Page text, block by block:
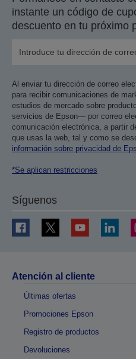
instante un código de
descuento en tu próximo
Al enviar tu dirección de correo
para recibir comunicaciones de
estudios de mercado sobre
servicios de Epson— por correo
comunicación electrónica, a partir
que usas la web, tal y como se
información sobre privacidad de
*Se aplican restricciones
Síguenos
Atención al cliente
Últimas ofertas
Promociones Epson
Registro de productos
Devoluciones